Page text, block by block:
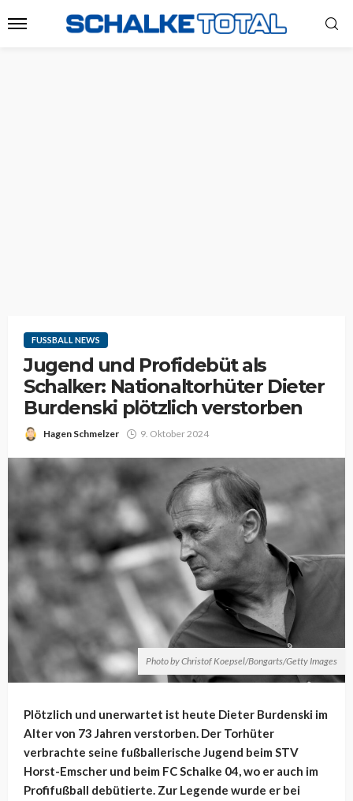
FUSSBALL NEWS
Jugend und Profidebüt als
Schalker: Nationaltorhüter Dieter
Burdenski plötzlich verstorben
Hagen Schmelzer 9. Oktober 2024
Photo by Christof Koepsel/Bongarts/Getty Images
Plötzlich und unerwartet ist heute Dieter Burdenski im
Alter von 73 Jahren verstorben. Der Torhüter
verbrachte seine fußballerische Jugend beim STV
Horst-Emscher und beim FC Schalke 04, wo er auch im
Profifußball debütierte. Zur Legende wurde er bei